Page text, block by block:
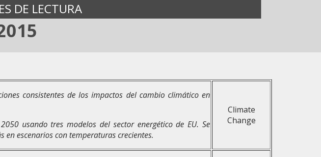
DE LECTURA
consistentes de los impactos del cambio climático en
usando tres modelos del sector energético de EU. Se
escenarios con temperaturas crecientes.
Climate
Change